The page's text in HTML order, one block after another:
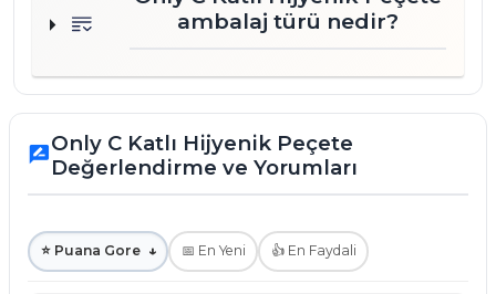
ambalaj türü nedir?
rate_reviewOnly C Katlı Hijyenik Peçete
Değerlendirme ve Yorumları
⭐ Puana Gore ↓ 📅 En Yeni 👍 En Faydali